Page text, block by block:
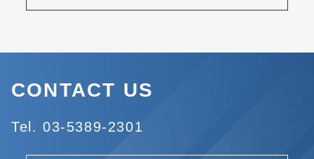
CONTACT US
Tel. 03-5389-2301